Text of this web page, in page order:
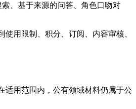
、基于来源的问答、角色口吻对
用限制、积分、订阅、内容审核、
适用范围内，公有领域材料仍属于公